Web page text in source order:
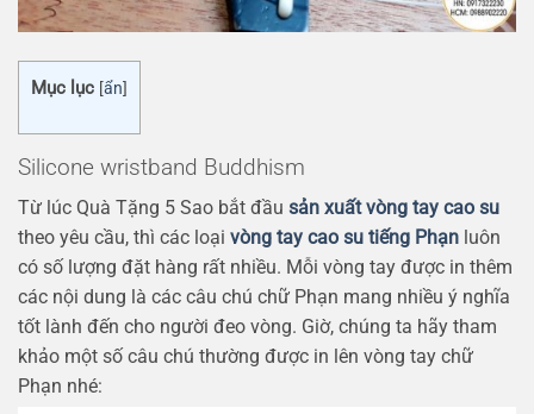
Mục lục [ẩn]
Silicone wristband Buddhism
Từ lúc Quà Tặng 5 Sao bắt đầu sản xuất vòng tay cao su
theo yêu cầu, thì các loại vòng tay cao su tiếng Phạn luôn
có số lượng đặt hàng rất nhiều. Mỗi vòng tay được in thêm
các nội dung là các câu chú chữ Phạn mang nhiều ý nghĩa
tốt lành đến cho người đeo vòng. Giờ, chúng ta hãy tham
khảo một số câu chú thường được in lên vòng tay chữ
Phạn nhé: